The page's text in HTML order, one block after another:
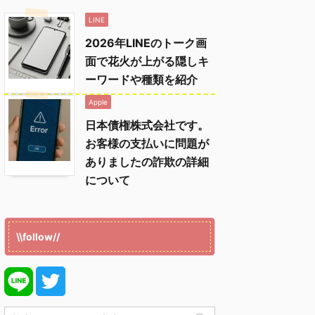
LINE
2026年LINEのトーク画
面で花火が上がる隠しキ
ーワードや種類を紹介
Apple
日本債権株式会社です。
お客様の支払いに問題が
ありましたの詐欺の詳細
について
\\follow//